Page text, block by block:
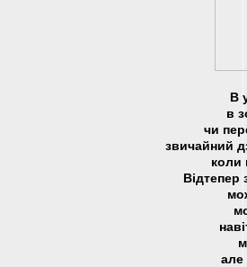
В
в
чи
звичайний
коли
Відтепер
але